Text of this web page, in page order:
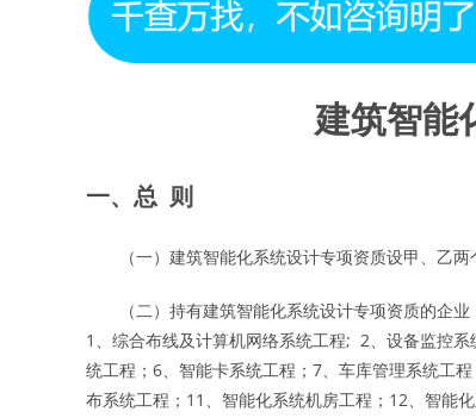
建筑智能
一、总 则
（一）建筑智能化系统设计专项资质设甲、乙两
（二）持有建筑智能化系统设计专项资质的企业
1、综合布线及计算机网络系统工程; 2、设备监控
统工程；6、智能卡系统工程；7、车库管理系统工
布系统工程；11、智能化系统机房工程；12、智能